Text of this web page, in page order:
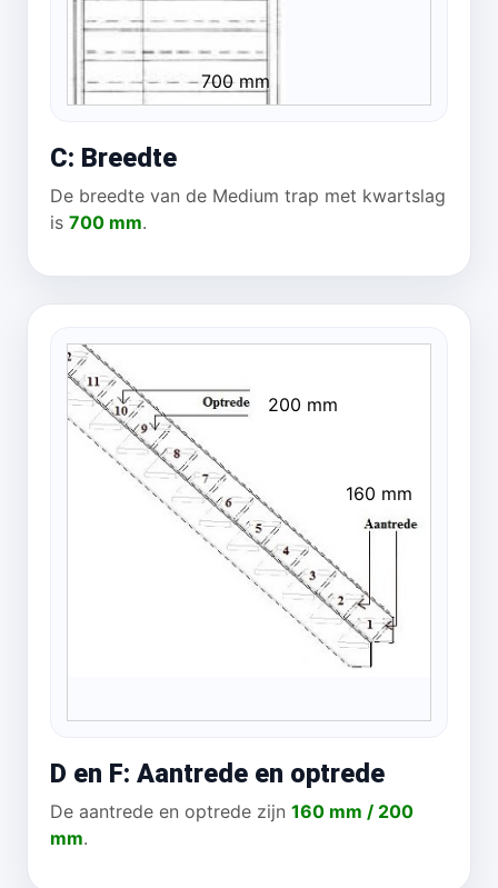
700 mm
C: Breedte
De breedte van de Medium trap met kwartslag
is 700 mm.
200 mm
160 mm
D en F: Aantrede en optrede
De aantrede en optrede zijn 160 mm / 200
mm.